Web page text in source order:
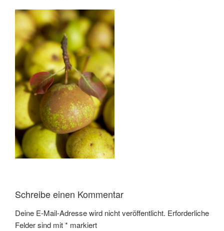
Schreibe einen Kommentar
Deine E-Mail-Adresse wird nicht veröffentlicht. Erforderliche
Felder sind mit* markiert